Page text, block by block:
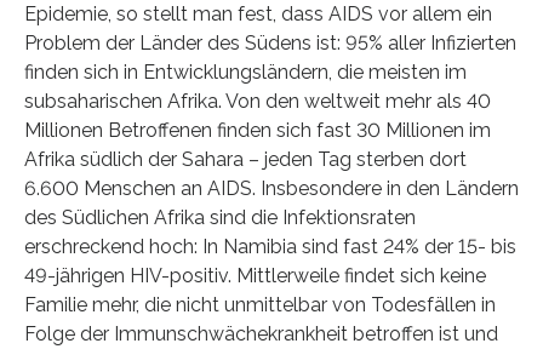
Epidemie, so stellt man fest, dass AIDS vor allem ein
Problem der Länder des Südens ist: 95% aller Infizierten
finden sich in Entwicklungsländern, die meisten im
subsaharischen Afrika. Von den weltweit mehr als 40
Millionen Betroffenen finden sich fast 30 Millionen im
Afrika südlich der Sahara – jeden Tag sterben dort
6.600 Menschen an AIDS. Insbesondere in den Ländern
des Südlichen Afrika sind die Infektionsraten
erschreckend hoch: In Namibia sind fast 24% der 15- bis
49-jährigen HIV-positiv. Mittlerweile findet sich keine
Familie mehr, die nicht unmittelbar von Todesfällen in
Folge der Immunschwächekrankheit betroffen ist und